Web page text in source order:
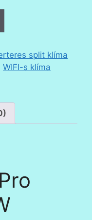
split klíma
WIFI-s klíma